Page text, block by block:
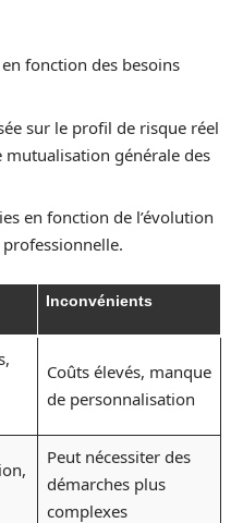
fonction des besoins
sur le profil de risque réel
mutualisation générale des
en fonction de l’évolution
Inconvénients
Coûts élevés, manque
de personnalisation
Peut nécessiter des
démarches plus
complexes